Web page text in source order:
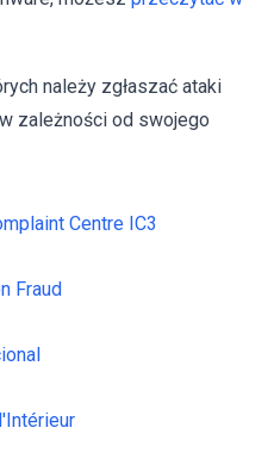
należy zgłaszać ataki
zależności od swojego
Centre IC3
Fraud